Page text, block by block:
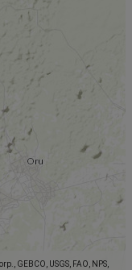
GEBCO, USGS, FAO, NPS,